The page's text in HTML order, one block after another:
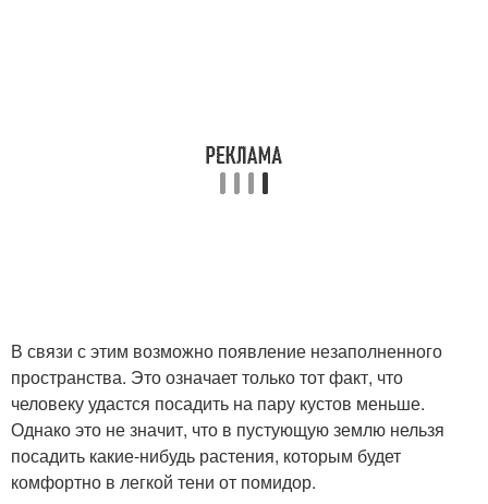
В связи с этим возможно появление незаполненного
пространства. Это означает только тот факт, что
человеку удастся посадить на пару кустов меньше.
Однако это не значит, что в пустующую землю нельзя
посадить какие-нибудь растения, которым будет
комфортно в легкой тени от помидор.